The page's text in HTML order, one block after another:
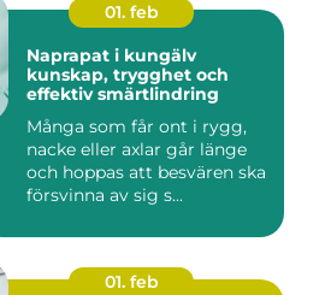
01. feb
Naprapat i kungälv
kunskap, trygghet och
effektiv smärtlindring
Många som får ont i rygg,
nacke eller axlar går länge
och hoppas att besvären ska
försvinna av sig s...
01. feb